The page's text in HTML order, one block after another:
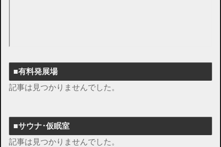
■有料発展場
記事は見つかりませんでした。
■サウナ･仮眠室
記事は見つかりませんでした。